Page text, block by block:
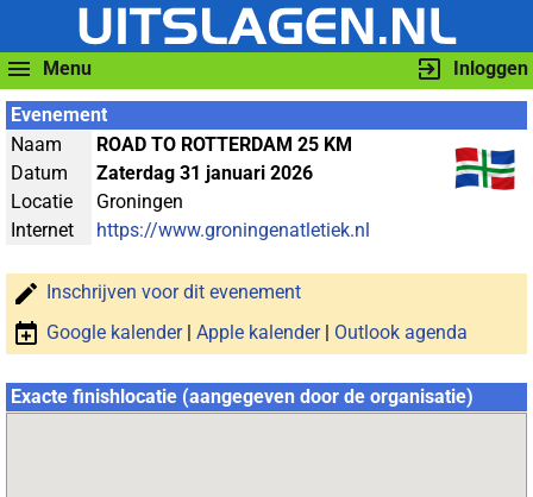
Menu Inloggen
Evenement
Naam
ROAD TO ROTTERDAM 25 KM
Datum
Zaterdag 31 januari 2026
Locatie
Groningen
Internet
https://www.groningenatletiek.nl
Inschrijven voor dit evenement
Google kalender| Apple kalender| Outlook agenda
Exacte finishlocatie (aangegeven door de organisatie)